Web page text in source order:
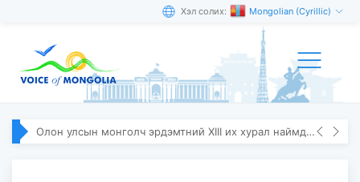
Хэл солих: Mongolian (Cyrillic)
Олон улсын монголч эрдэмтний XIII их хурал наймдугаар сарын 10–13-ны өдөр болно